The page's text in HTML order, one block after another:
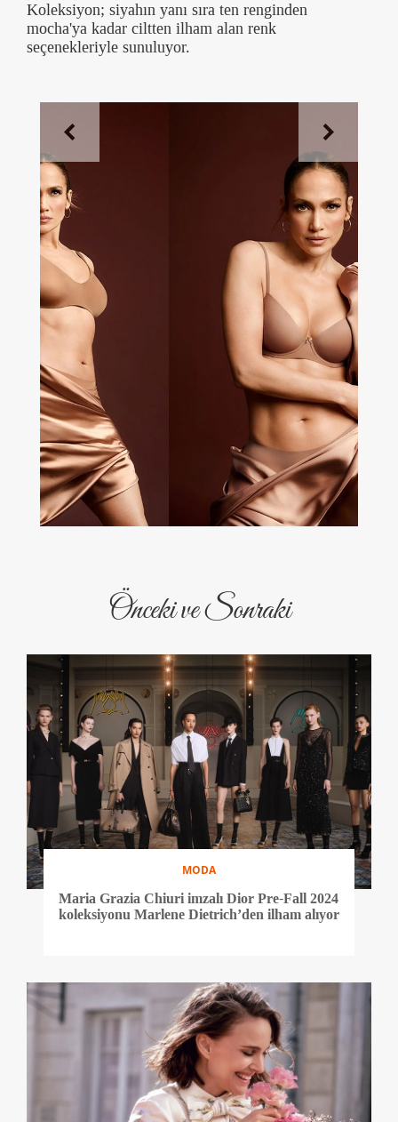
Koleksiyon; siyahın yanı sıra ten renginden
mocha'ya kadar ciltten ilham alan renk
seçenekleriyle sunuluyor.
Önceki ve Sonraki
MODA
Maria Grazia Chiuri imzalı Dior Pre-Fall 2024
koleksiyonu Marlene Dietrich’den ilham alıyor